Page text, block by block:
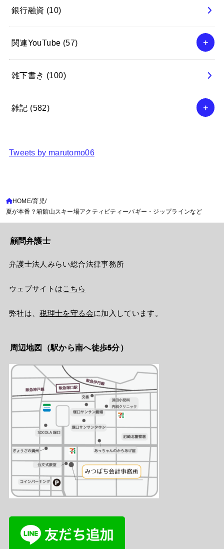
銀行融資 (10)
関連YouTube (57)
雑下書き (100)
雑記 (582)
Tweets by marutomo06
HOME 育児
夏が本番？箱館山スキー場アクティビティーバギー・ジップラインなど
顧問弁護士
弁護士法人みらい総合法律事務所
ウェブサイトはこちら
弊社は、税理士を守る会に加入しています。
周辺地図（駅から南へ徒歩5分）